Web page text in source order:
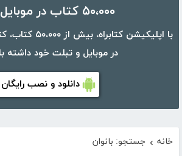
۵۰،۰۰۰ کتاب در موبایل شما
با اپلیکیشن
در موبایل و تبلت خود داشته
دانلود و نصب رایگان
خانه › جستجو: بانوان